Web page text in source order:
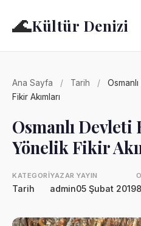
🌊Kültür Denizi
Ana Sayfa / Tarih /
Fikir Akımları
Osmanlı
Yönelik Fikir
KATEGORI
Tarih
YAZAR
admin
YAYIN
05 Şubat 2019